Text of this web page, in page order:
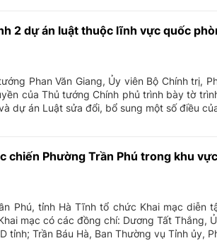
2 dự án luật thuộc lĩnh vực quốc
Văn Giang, Ủy viên Bộ Chính trị,
của Thủ tướng Chính phủ trình bày tờ
dự án Luật sửa đổi, bổ sung một số điều
chiến Phường Trần Phú trong khu
Phú, tỉnh Hà Tĩnh tổ chức Khai mạc diễn
mạc có các đồng chí: Dương Tất Thắng,
tỉnh; Trần Báu Hà, Ban Thường vụ Tỉnh ủy,